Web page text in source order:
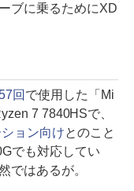
ブに乗るためにXD
回 で使用した「Mi
7 7840HSで、
ョン向けとのこと
でも対応してい
ではあるが。